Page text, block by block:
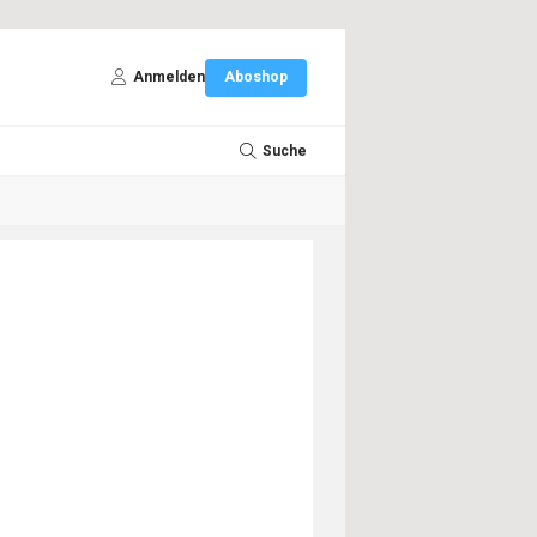
Anmelden Aboshop
Suche